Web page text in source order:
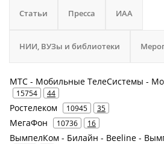
Статьи Пресса ИАА
НИИ, ВУЗы и библиотеки
МТС - Мобильные ТелеСистемы -
15754 44
Ростелеком 10945 35
МегаФон 10736 16
ВымпелКом - Билайн - Beeline -